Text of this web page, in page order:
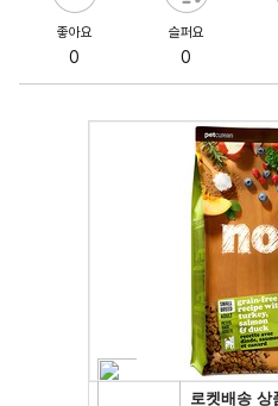
좋아요
0
슬퍼요
0